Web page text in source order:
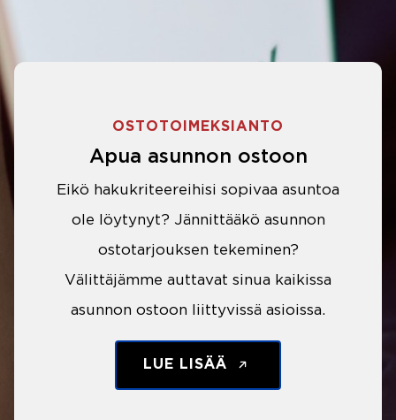
OSTOTOIMEKSIANTO
Apua asunnon ostoon
Eikö hakukriteereihisi sopivaa asuntoa
ole löytynyt? Jännittääkö asunnon
ostotarjouksen tekeminen?
Välittäjämme auttavat sinua kaikissa
asunnon ostoon liittyvissä asioissa.
LUE LISÄÄ